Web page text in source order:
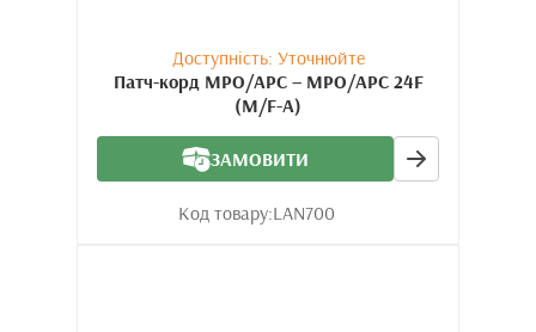
Доступність: Уточнюйте
Патч-корд MPO/APC – MPO/APC 24F
(M/F-A)
ЗАМОВИТИ
Код товару:LAN700